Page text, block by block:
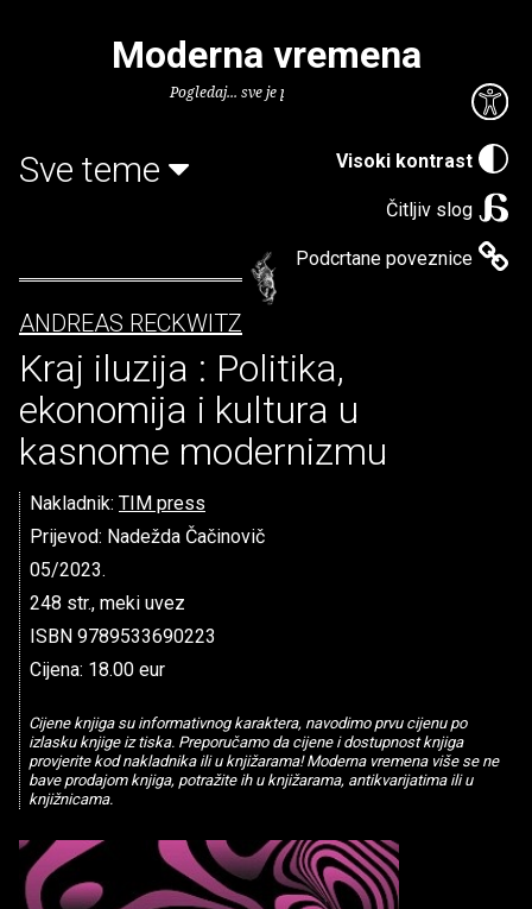
Visoki kontrast
Čitljiv slog
Podcrtane poveznice
Moderna vremena
Pogledaj... sve je puno knjiga.
Sve teme
ANDREAS RECKWITZ
Kraj iluzija : Politika,
ekonomija i kultura u
kasnome modernizmu
Nakladnik: TIM press
Prijevod: Nadežda Čačinovič
05/2023.
248 str., meki uvez
ISBN 9789533690223
Cijena: 18.00 eur
Cijene knjiga su informativnog karaktera, navodimo prvu cijenu po
izlasku knjige iz tiska. Preporučamo da cijene i dostupnost knjiga
provjerite kod nakladnika ili u knjižarama! Moderna vremena više se ne
bave prodajom knjiga, potražite ih u knjižarama, antikvarijatima ili u
knjižnicama.